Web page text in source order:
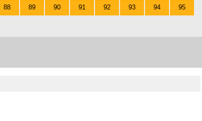
88 89 90 91 92 93 94 95